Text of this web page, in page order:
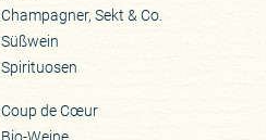
Champagner, Sekt & Co.
Süßwein
Spirituosen
Coup de Cœur
Bio-Weine